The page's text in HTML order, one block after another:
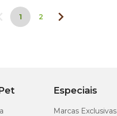
1 2
Especiais
Marcas Exclusivas